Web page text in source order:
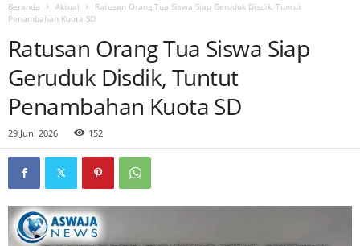
Beranda Aktual
Ratusan Orang Tua Siswa Siap Geruduk Disdik, Tuntut
Penambahan Kuota SD
Ratusan Orang Tua Siswa Siap
Geruduk Disdik, Tuntut
Penambahan Kuota SD
29 Juni 2026 152